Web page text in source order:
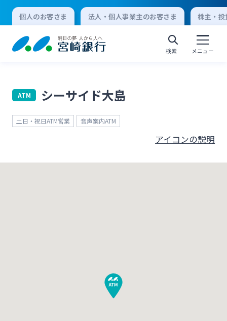
個人のお客さま 法人・個人事業主のお客さま 株主・
検索 メニュー
個人向けインターネットバンキング
ログオン
ログオン
ATM シーサイド大島
土日・祝日ATM営業 音声案内ATM
アイコンの説明